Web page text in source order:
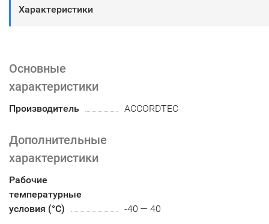
Характеристики
Основные
характеристики
Производитель ACCORDTEC
Дополнительные
характеристики
Рабочие
температурные
условия (°С)
-40 — 40